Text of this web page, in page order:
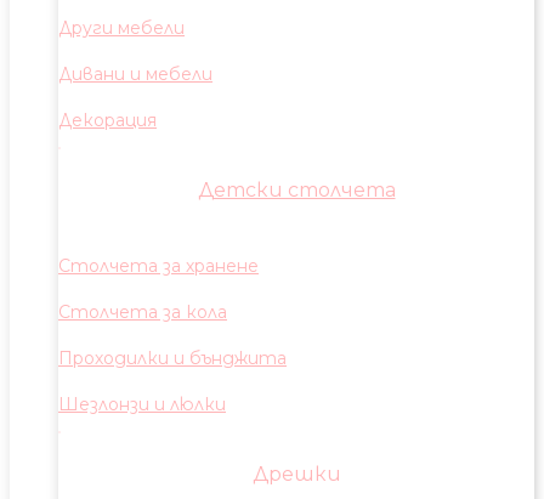
Други мебели
Дивани и мебели
Декорация
Детски столчета
Столчета за хранене
Столчета за кола
Проходилки и бънджита
Шезлонзи и люлки
Дрешки